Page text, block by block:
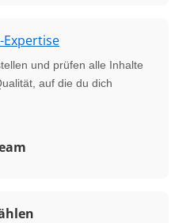
und prüfen alle Inhalte
auf die du dich